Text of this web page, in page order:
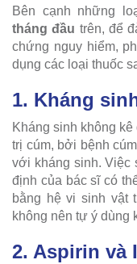
Bên cạnh những
tháng đầu trên, để
chứng nguy hiểm,
dụng các loại thuốc
1. Kháng
Kháng sinh không
trị cúm, bởi bệnh
với kháng sinh. Việc
định của bác sĩ có
bằng hệ vi sinh vật
không nên tự ý dùng
2. Aspirin và